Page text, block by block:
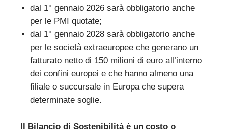
dal 1° gennaio 2026 sarà obbligatorio anche
per le PMI quotate;
dal 1° gennaio 2028 sarà obbligatorio anche
per le società extraeuropee che generano un
fatturato netto di 150 milioni di euro all’interno
dei confini europei e che hanno almeno una
filiale o succursale in Europa che supera
determinate soglie.
Il Bilancio di Sostenibilità è un costo o